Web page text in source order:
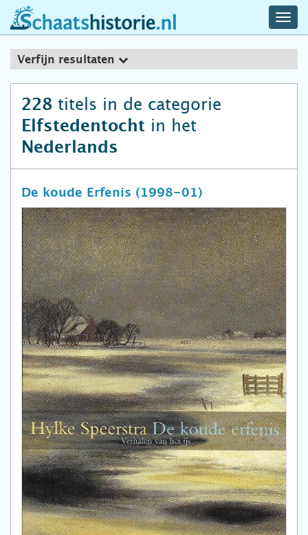
schaatshistorie.nl
Verfijn resultaten
228 titels in de categorie
Elfstedentocht in het
Nederlands
De koude Erfenis (1998-01)